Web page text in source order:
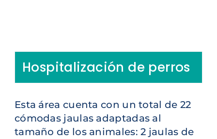
Hospitalización de perros
Esta área cuenta con un total de 22
cómodas jaulas adaptadas al
tamaño de los animales: 2 jaulas de